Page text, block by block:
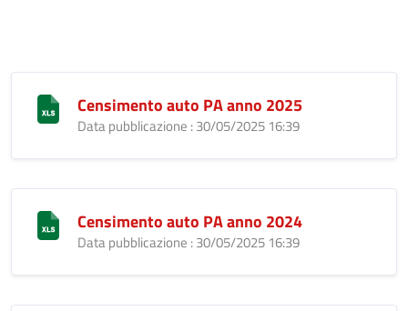
Censimento auto PA anno 2025
Data pubblicazione : 30/05/2025 16:39
Censimento auto PA anno 2024
Data pubblicazione : 30/05/2025 16:39